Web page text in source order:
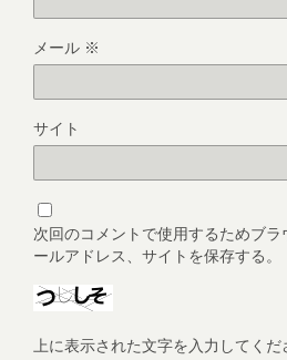
メール ※
サイト
次回のコメントで使用するためブ
ールアドレス、サイトを保存する。
上に表示された文字を入力してくだ